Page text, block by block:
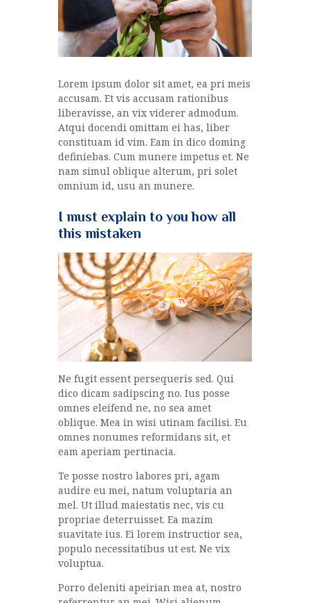
Lorem ipsum dolor sit amet, ea pri meis
accusam. Et vis accusam rationibus
liberavisse, an vix viderer admodum.
Atqui docendi omittam ei has, liber
constituam id vim. Eam in dico doming
definiebas. Cum munere impetus et. Ne
nam simul oblique alterum, pri solet
omnium id, usu an munere.
I must explain to you how all
this mistaken
Ne fugit essent persequeris sed. Qui
dico dicam sadipscing no. Ius posse
omnes eleifend ne, no sea amet
oblique. Mea in wisi utinam facilisi. Eu
omnes nonumes reformidans sit, et
eam aperiam pertinacia.
Te posse nostro labores pri, agam
audire eu mei, natum voluptaria an
mel. Ut illud maiestatis nec, vis cu
propriae deterruisset. Ea mazim
suavitate ius. Ei lorem instructior sea,
populo necessitatibus ut est. Ne vix
voluptua.
Porro deleniti apeirian mea at, nostro